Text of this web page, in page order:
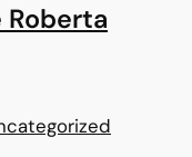
Roberta